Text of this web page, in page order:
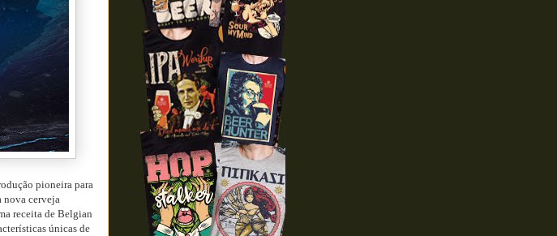
pioneira para
nova cerveja
receita de Belgian
únicas de